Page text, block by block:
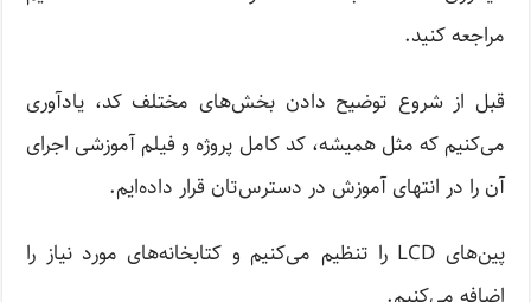
مراجعه کنید.
قبل از شروع توضیح دادن بخش‌های مختلف کد، یادآوری
می‌کنیم که مثل همیشه، کد کامل پروژه و فیلم آموزشی اجرای
آن را در انتهای آموزش در دسترس‌تان قرار داده‌ایم.
پین‌های LCD را تنظیم می‌کنیم و کتابخانه‌های مورد نیاز را